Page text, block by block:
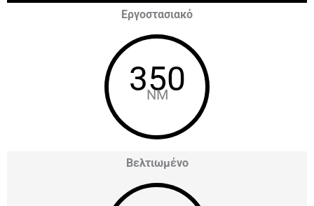
Εργοστασιακό
350
NM
Βελτιωμένο